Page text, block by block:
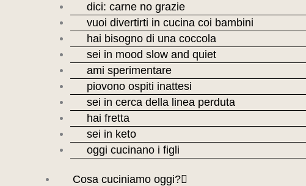
dici: carne no grazie
vuoi divertirti in cucina coi bambini
hai bisogno di una coccola
sei in mood slow and quiet
ami sperimentare
piovono ospiti inattesi
sei in cerca della linea perduta
hai fretta
sei in keto
oggi cucinano i figli
Cosa cuciniamo oggi?